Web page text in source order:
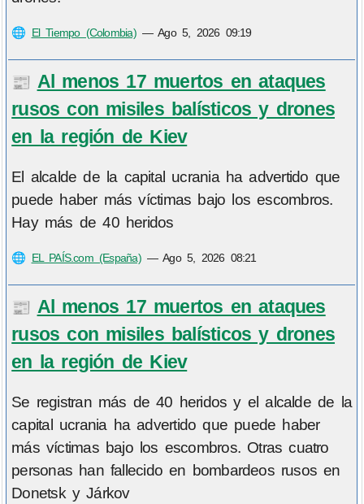
🌐 El Tiempo (Colombia)—Ago 5, 2026 09:19
📰 Al menos 17 muertos en ataques
rusos con misiles balísticos y drones
en la región de Kiev
El alcalde de la capital ucrania ha advertido que
puede haber más víctimas bajo los escombros.
Hay más de 40 heridos
🌐 EL PAÍS.com (España)—Ago 5, 2026 08:21
📰 Al menos 17 muertos en ataques
rusos con misiles balísticos y drones
en la región de Kiev
Se registran más de 40 heridos y el alcalde de la
capital ucrania ha advertido que puede haber
más víctimas bajo los escombros. Otras cuatro
personas han fallecido en bombardeos rusos en
Donetsk y Járkov